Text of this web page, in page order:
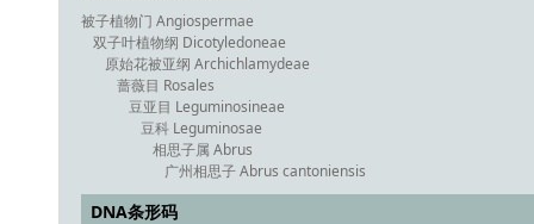
被子植物门 Angiospermae
双子叶植物纲 Dicotyledoneae
原始花被亚纲 Archichlamydeae
蔷薇目 Rosales
豆亚目 Leguminosineae
豆科 Leguminosae
相思子属 Abrus
广州相思子 Abrus cantoniensis
DNA条形码